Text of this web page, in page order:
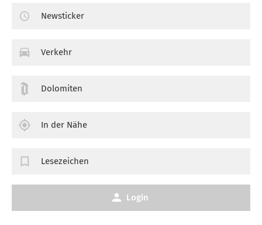
Newsticker
Verkehr
Dolomiten
In der Nähe
Lesezeichen
Login